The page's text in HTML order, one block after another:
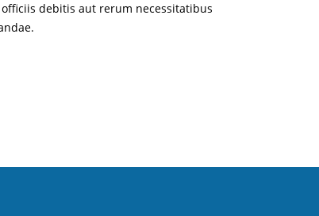
debitis aut rerum necessitatibus